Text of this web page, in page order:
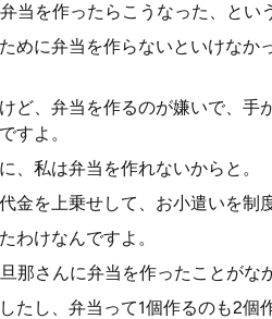
当を作ったらこうなった、とい
めに弁当を作らないといけなか
ど、弁当を作るのが嫌いで、手
すよ。
、私は弁当を作れないからと。
金を上乗せして、お小遣いを制
わけなんですよ。
那さんに弁当を作ったことがな
たし、弁当って1個作るのも2個